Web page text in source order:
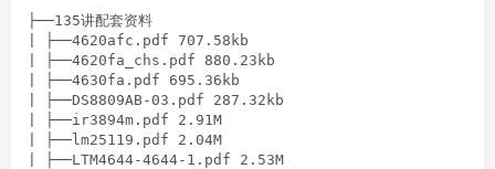
├──135讲配套资料
| ├──4620afc.pdf 707.58kb
| ├──4620fa_chs.pdf 880.23kb
| ├──4630fa.pdf 695.36kb
| ├──DS8809AB-03.pdf 287.32kb
| ├──ir3894m.pdf 2.91M
| ├──lm25119.pdf 2.04M
| ├──LTM4644-4644-1.pdf 2.53M